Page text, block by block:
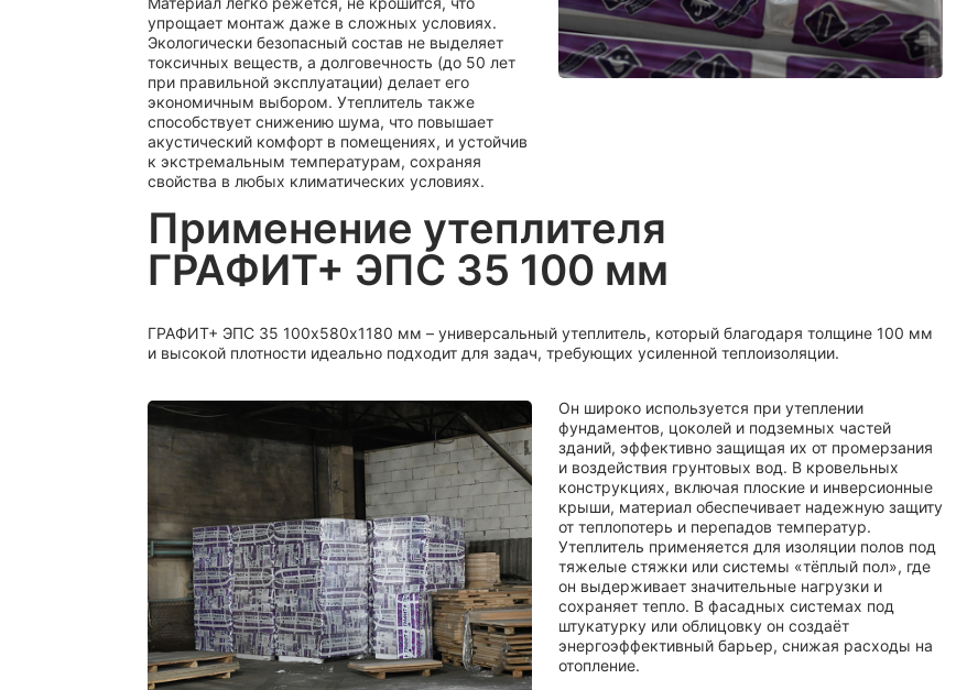
упрощает монтаж даже в сложных условиях.
Экологически безопасный состав не выделяет
токсичных веществ, а долговечность (до 50 лет
при правильной эксплуатации) делает его
экономичным выбором. Утеплитель также
способствует снижению шума, что повышает
акустический комфорт в помещениях, и устойчив
к экстремальным температурам, сохраняя
свойства в любых климатических условиях.
Применение утеплителя
ГРАФИТ+ ЭПС 35 100 мм
ГРАФИТ+ ЭПС 35 100х580х1180 мм – универсальный утеплитель, который благодаря толщине 100 мм
и высокой плотности идеально подходит для задач, требующих усиленной теплоизоляции.
Он широко используется при утеплении
фундаментов, цоколей и подземных частей
зданий, эффективно защищая их от промерзания
и воздействия грунтовых вод. В кровельных
конструкциях, включая плоские и инверсионные
крыши, материал обеспечивает надежную защиту
от теплопотерь и перепадов температур.
Утеплитель применяется для изоляции полов под
тяжелые стяжки или системы «тёплый пол», где
он выдерживает значительные нагрузки и
сохраняет тепло. В фасадных системах под
штукатурку или облицовку он создаёт
энергоэффективный барьер, снижая расходы на
отопление.